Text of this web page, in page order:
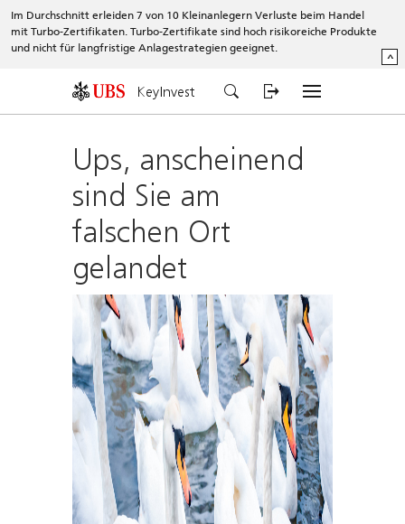
Im Durchschnitt erleiden 7 von 10 Kleinanlegern Verluste beim Handel
mit Turbo-Zertifikaten. Turbo-Zertifikate sind hoch risikoreiche Produkte
und nicht für langfristige Anlagestrategien geeignet.
^
KeyInvest
Ups, anscheinend
sind Sie am
falschen Ort
gelandet